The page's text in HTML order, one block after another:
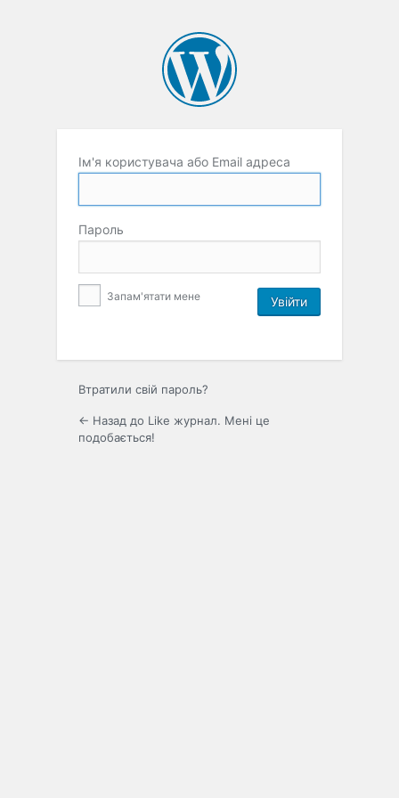
Ім'я користувача або Email адреса
Пароль
Запам'ятати мене
Втратили свій пароль?
← Назад до Like журнал. Мені це
подобається!